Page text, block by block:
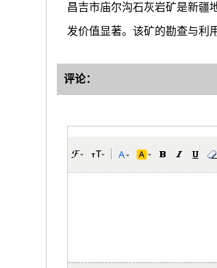
昌吉市庙尔沟石灰岩矿是新疆
发价值显著。该矿的勘查与利
评论：